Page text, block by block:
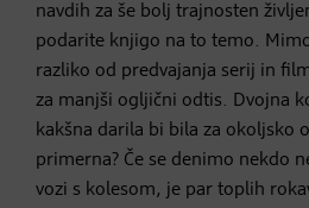
navdih za še bolj trajnosten
podarite knjigo na to temo.
razliko od predvajanja serij in
za manjši ogljični odtis. Dvojna
kakšna darila bi bila za okoljsko
primerna? Če se denimo nekdo
vozi s kolesom, je par toplih